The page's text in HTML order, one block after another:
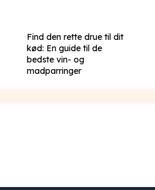
Find den rette drue til dit
kød: En guide til de
bedste vin- og
madparringer